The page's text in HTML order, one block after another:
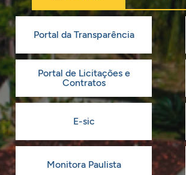
Portal da Transparência
Portal de Licitações e
Contratos
E-sic
Monitora Paulista